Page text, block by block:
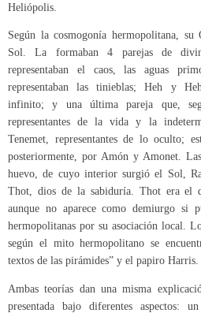
Heliópolis.
Según la cosmogonía hermopolitana,
Sol. La formaban 4 parejas de
representaban el caos, las aguas
representaban las tinieblas; Heh y
infinito; y una última pareja que,
representantes de la vida y la
Tenemet, representantes de lo oculto;
posteriormente, por Amón y Amonet.
huevo, de cuyo interior surgió el Sol,
Thot, dios de la sabiduría. Thot era el
aunque no aparece como demiurgo si
hermopolitanas por su asociación local.
según el mito hermopolitano se
textos de las pirámides” y el papiro Harris.
Ambas teorías dan una misma
presentada bajo diferentes aspectos: